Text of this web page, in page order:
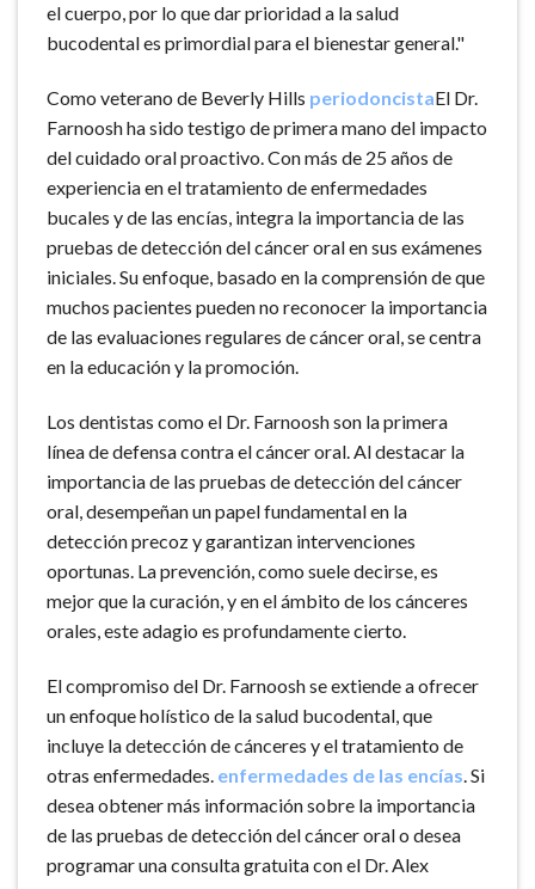
el cuerpo, por lo que dar prioridad a la salud
bucodental es primordial para el bienestar general."
Como veterano de Beverly Hills periodoncistaEl Dr.
Farnoosh ha sido testigo de primera mano del impacto
del cuidado oral proactivo. Con más de 25 años de
experiencia en el tratamiento de enfermedades
bucales y de las encías, integra la importancia de las
pruebas de detección del cáncer oral en sus exámenes
iniciales. Su enfoque, basado en la comprensión de que
muchos pacientes pueden no reconocer la importancia
de las evaluaciones regulares de cáncer oral, se centra
en la educación y la promoción.
Los dentistas como el Dr. Farnoosh son la primera
línea de defensa contra el cáncer oral. Al destacar la
importancia de las pruebas de detección del cáncer
oral, desempeñan un papel fundamental en la
detección precoz y garantizan intervenciones
oportunas. La prevención, como suele decirse, es
mejor que la curación, y en el ámbito de los cánceres
orales, este adagio es profundamente cierto.
El compromiso del Dr. Farnoosh se extiende a ofrecer
un enfoque holístico de la salud bucodental, que
incluye la detección de cánceres y el tratamiento de
otras enfermedades. enfermedades de las encías . Si
desea obtener más información sobre la importancia
de las pruebas de detección del cáncer oral o desea
programar una consulta gratuita con el Dr. Alex